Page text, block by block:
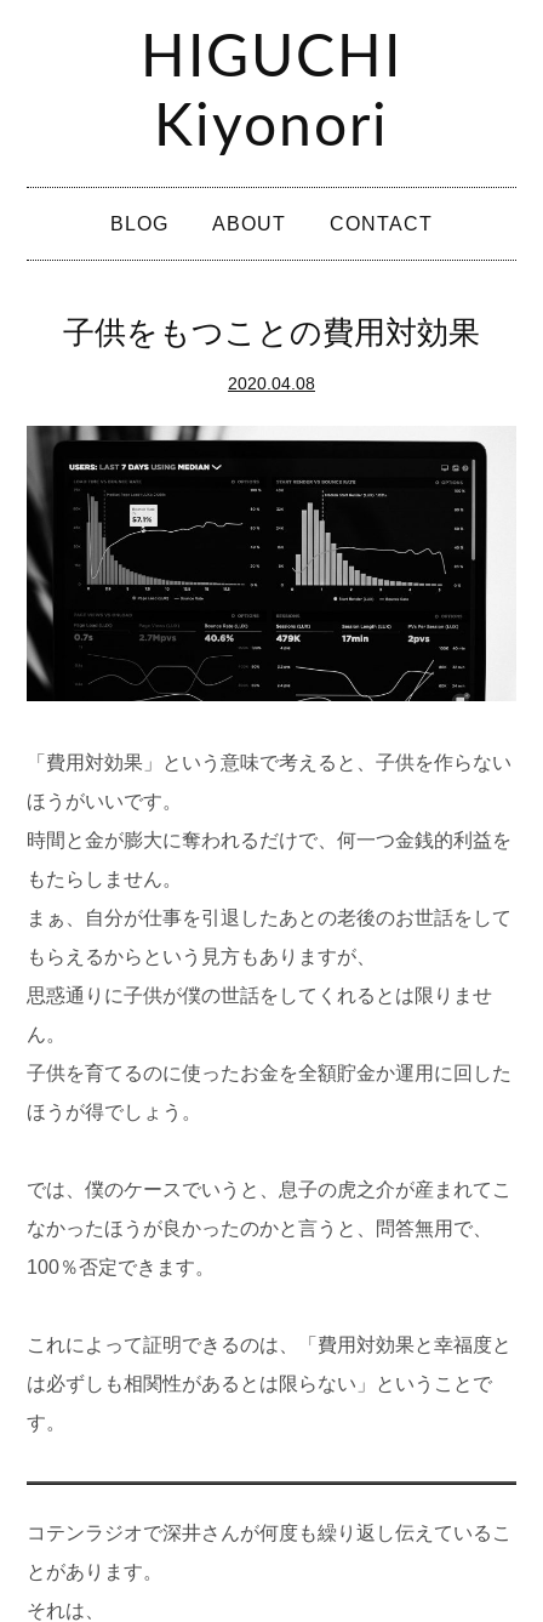
HIGUCHI
Kiyonori
イ
ー
BLOG ABOUT CONTACT
子供をもつことの費用対効果
2020.04.08
「費用対効果」という意味で考えると、子供を作らない
ほうがいいです。
時間と金が膨大に奪われるだけで、何一つ金銭的利益を
もたらしません。
まぁ、自分が仕事を引退したあとの老後のお世話をして
もらえるからという見方もありますが、
思惑通りに子供が僕の世話をしてくれるとは限りませ
ん。
子供を育てるのに使ったお金を全額貯金か運用に回した
ほうが得でしょう。
では、僕のケースでいうと、息子の虎之介が産まれてこ
なかったほうが良かったのかと言うと、問答無用で、
100％否定できます。
これによって証明できるのは、「費用対効果と幸福度と
は必ずしも相関性があるとは限らない」ということで
す。
コテンラジオで深井さんが何度も繰り返し伝えているこ
とがあります。
それは、